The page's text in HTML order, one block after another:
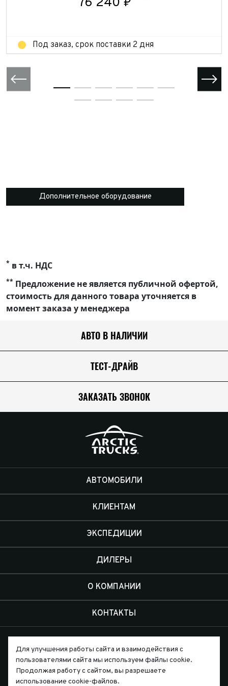
Под заказ, срок поставки 2 дня
Дополнительное оборудование
* в т.ч. НДС
** Предложение не является публичной офертой,
стоимость для данного товара уточняется в
момент заказа у менеджера
АВТО В НАЛИЧИИ
ТЕСТ-ДРАЙВ
ЗАКАЗАТЬ ЗВОНОК
АВТОМОБИЛИ
КЛИЕНТАМ
ЭКСПЕДИЦИИ
ДИЛЕРЫ
О КОМПАНИИ
КОНТАКТЫ
Письмо директору
Для улучшения работы сайта и взаимодействия с
пользователями сайта мы используем файлы cookie.
Продолжая работу с сайтом, вы разрешаете
использование cookie-файлов.